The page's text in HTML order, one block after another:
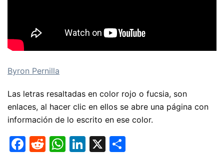
Byron Pernilla
Las letras resaltadas en color rojo o fucsia, son
enlaces, al hacer clic en ellos se abre una página con
información de lo escrito en ese color.
F
R
W Li X